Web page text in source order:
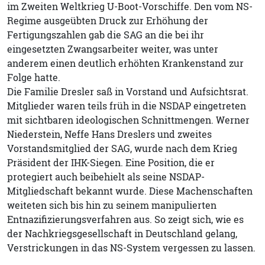
im Zweiten Weltkrieg U-Boot-Vorschiffe. Den vom NS-
Regime ausgeübten Druck zur Erhöhung der
Fertigungszahlen gab die SAG an die bei ihr
eingesetzten Zwangsarbeiter weiter, was unter
anderem einen deutlich erhöhten Krankenstand zur
Folge hatte.
Die Familie Dresler saß in Vorstand und Aufsichtsrat.
Mitglieder waren teils früh in die NSDAP eingetreten
mit sichtbaren ideologischen Schnittmengen. Werner
Niederstein, Neffe Hans Dreslers und zweites
Vorstandsmitglied der SAG, wurde nach dem Krieg
Präsident der IHK-Siegen. Eine Position, die er
protegiert auch beibehielt als seine NSDAP-
Mitgliedschaft bekannt wurde. Diese Machenschaften
weiteten sich bis hin zu seinem manipulierten
Entnazifizierungsverfahren aus. So zeigt sich, wie es
der Nachkriegsgesellschaft in Deutschland gelang,
Verstrickungen in das NS-System vergessen zu lassen.